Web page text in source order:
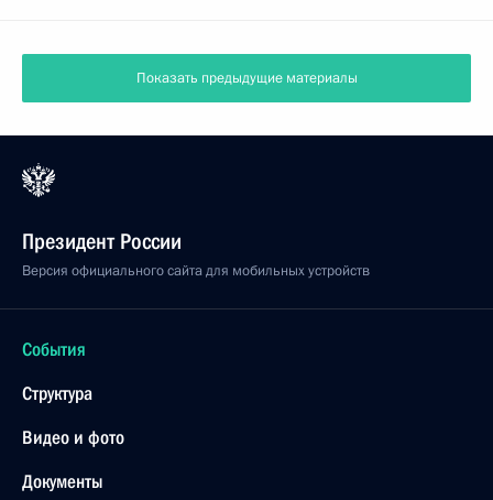
Показать предыдущие материалы
Президент России
Версия официального сайта для мобильных устройств
События
Структура
Видео и фото
Документы